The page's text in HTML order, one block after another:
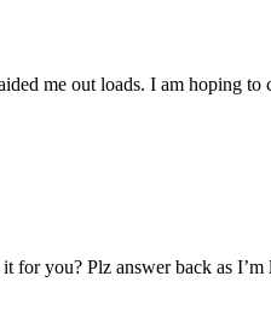
me out loads. I am hoping
you? Plz answer back as